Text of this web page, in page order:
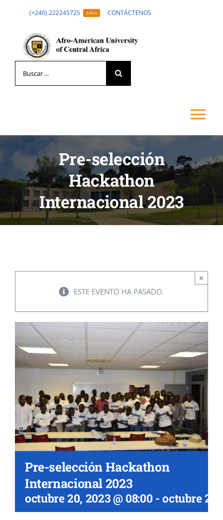
content
(+240) 222245725 24hrs CONTÁCTENOS
for:
LA UNIVERSIDAD
FORMACIÓN
ADMISIÓN
CONVENIOS AAUCA
DOCUMENTOS
ACCESOS DIRECTOS
Pre-selección
Hackathon
Internacional 2023
ESTE EVENTO HA PASADO.
×
Pre-selección Hackathon
Internacional 2023
octubre 20, 2023 @ 08:00 -octubre 21,